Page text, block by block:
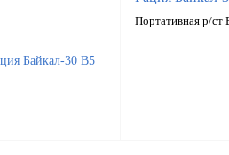
Портативная р/